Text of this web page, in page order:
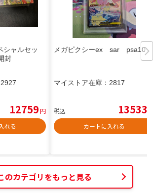
シャルセッ
封
2927
12759円
れる
メガピクシーex sar psa10
マイストア在庫： 2817
税込 13533
カートに入れる
のカテゴリをもっと見る